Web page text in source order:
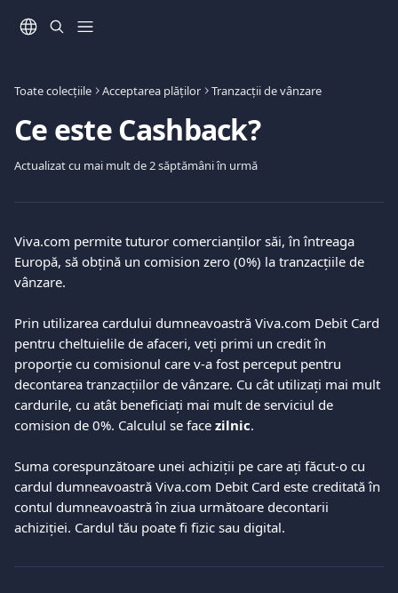
Toate colecțiile Acceptarea plăților Tranzacții de vânzare
Ce este Cashback?
Actualizat cu mai mult de 2 săptămâni în urmă
Viva.com permite tuturor comercianților săi, în întreaga
Europă, să obțină un comision zero (0%) la tranzacțiile de
vânzare.
Prin utilizarea cardului dumneavoastră Viva.com Debit Card
pentru cheltuielile de afaceri, veți primi un credit în
proporție cu comisionul care v-a fost perceput pentru
decontarea tranzacțiilor de vânzare. Cu cât utilizați mai mult
cardurile, cu atât beneficiați mai mult de serviciul de
comision de 0%. Calculul se face zilnic.
Suma corespunzătoare unei achiziții pe care ați făcut-o cu
cardul dumneavoastră Viva.com Debit Card este creditată în
contul dumneavoastră în ziua următoare decontarii
achiziției. Cardul tău poate fi fizic sau digital.